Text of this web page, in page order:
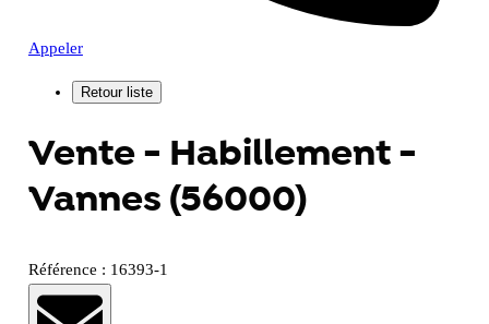
Appeler
Vente - Habillement -
Vannes (56000)
Référence : 16393-1